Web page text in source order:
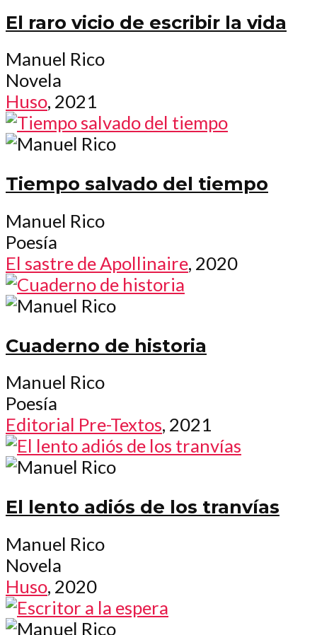
El raro vicio de escribir la vida
Manuel Rico
Novela
Huso, 2021
Tiempo salvado del tiempo
Manuel Rico
Poesía
El sastre de Apollinaire, 2020
Cuaderno de historia
Manuel Rico
Poesía
Editorial Pre-Textos, 2021
El lento adiós de los tranvías
Manuel Rico
Novela
Huso, 2020